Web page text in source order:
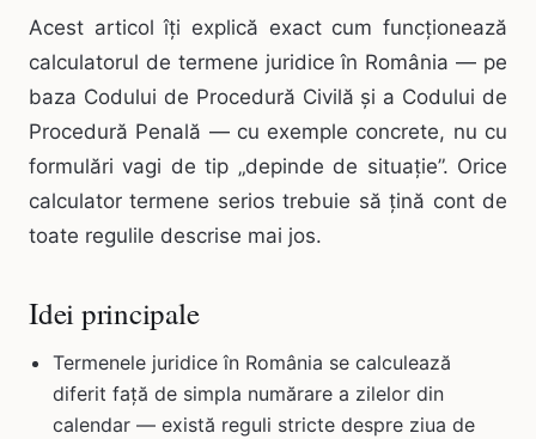
Acest articol îți explică exact cum funcționează
calculatorul de termene juridice în România — pe
baza Codului de Procedură Civilă și a Codului de
Procedură Penală — cu exemple concrete, nu cu
formulări vagi de tip „depinde de situație”. Orice
calculator termene serios trebuie să țină cont de
toate regulile descrise mai jos.
Idei principale
Termenele juridice în România se calculează
diferit față de simpla numărare a zilelor din
calendar — există reguli stricte despre ziua de